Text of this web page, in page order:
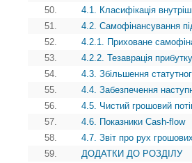
50.
4.1. Класифікація
51.
4.2. Самофінансування
52.
4.2.1. Приховане
53.
4.2.2. Тезаврація прибутку
54.
4.3. Збільшення
55.
4.4. Забезпечення
56.
4.5. Чистий грошовий
57.
4.6. Показники Cash-flow
58.
4.7. Звіт про рух
59.
ДОДАТКИ ДО РОЗДІЛУ